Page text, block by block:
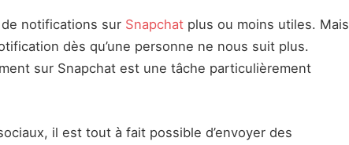
notifications sur Snapchat plus ou moins utiles. Mais
dès qu’une personne ne nous suit plus.
sur Snapchat est une tâche particulièrement
il est tout à fait possible d’envoyer des